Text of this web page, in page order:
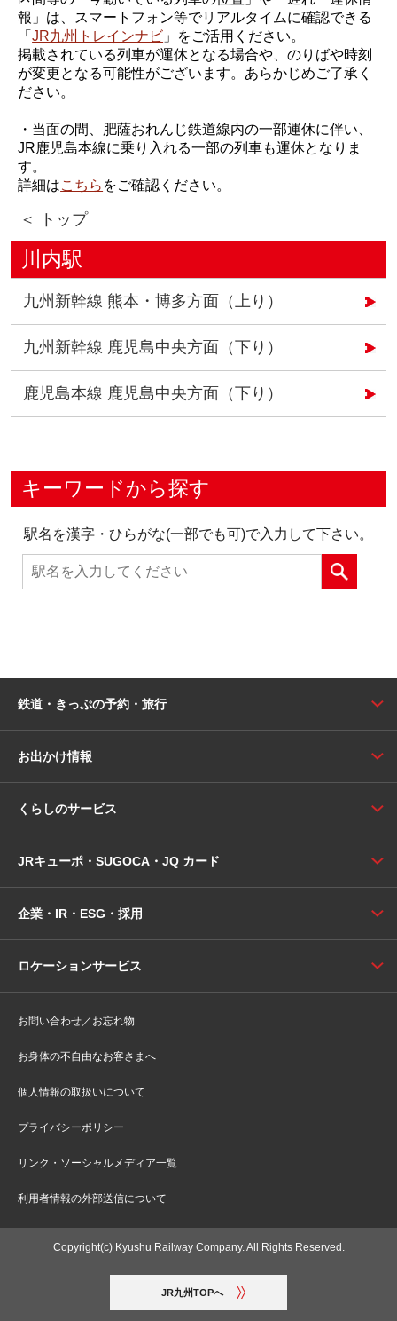
報」は、スマートフォン等でリアルタイムに確認できる
「JR九州トレインナビ 」をご活用ください。
掲載されている列車が運休となる場合や、のりばや時刻
が変更となる可能性がございます。あらかじめご了承く
ださい。
・当面の間、肥薩おれんじ鉄道線内の一部運休に伴い、
JR鹿児島本線に乗り入れる一部の列車も運休となりま
す。
詳細はこちら をご確認ください。
＜ トップ
川内駅
九州新幹線 熊本・博多方面（上り）
九州新幹線 鹿児島中央方面（下り）
鹿児島本線 鹿児島中央方面（下り）
キーワードから探す
駅名を漢字・ひらがな(一部でも可)で入力して下さい。
鉄道・きっぷの予約・旅行
お出かけ情報
くらしのサービス
JRキューポ・SUGOCA・JQ カード
企業・IR・ESG・採用
ロケーションサービス
お問い合わせ／お忘れ物
お身体の不自由なお客さまへ
個人情報の取扱いについて
プライバシーポリシー
リンク・ソーシャルメディア一覧
利用者情報の外部送信について
Copyright(c) Kyushu Railway Company. All Rights Reserved.
JR九州TOPへ